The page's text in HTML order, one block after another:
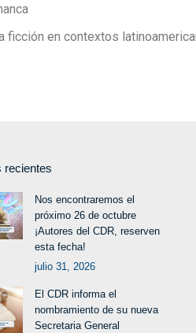
en contextos
recientes
Nos encontraremos el
próximo 26 de octubre
¡Autores del CDR, reserven
esta fecha!
julio 31, 2026
El CDR informa el
nombramiento de su nueva
Secretaria General